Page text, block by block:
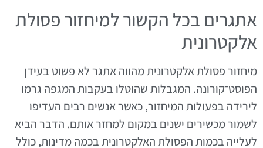
אתגרים בכל הקשור למיחזור פסולת
אלקטרונית
מיחזור פסולת אלקטרונית מהווה אתגר לא פשוט בעידן
הפוסט־קורונה. המגבלות שהוטלו בעקבות המגפה גרמו
לירידה בפעולות המיחזור, כאשר אנשים רבים העדיפו
לשמור מכשירים ישנים במקום למחזר אותם. הדבר הביא
לעלייה בכמות הפסולת האלקטרונית בכמה מדינות, כולל